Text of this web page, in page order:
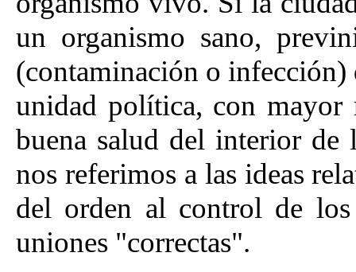
un organismo sano,
(contaminación o infección)
unidad política, con mayor
buena salud del interior de
nos referimos a las ideas
del orden al control de
uniones "correctas".